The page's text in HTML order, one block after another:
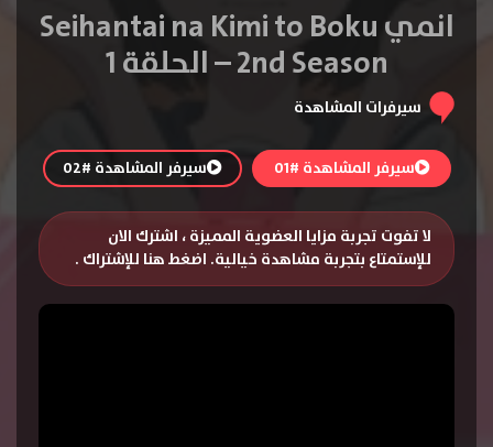
انمي Seihantai na Kimi to Boku
2nd Season – الحلقة 1
سيرفرات المشاهدة
سيرفر المشاهدة #01 سيرفر المشاهدة #02
لا تفوت تجربة مزايا العضوية المميزة ، اشترك الان
للإستمتاع بتجربة مشاهدة خيالية. اضغط هنا للإشتراك .